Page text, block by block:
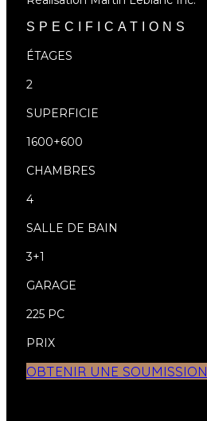
SPECIFICATIONS
ÉTAGES
2
SUPERFICIE
1600+600
CHAMBRES
4
SALLE DE BAIN
3+1
GARAGE
225 PC
PRIX
OBTENIR UNE SOUMISSION